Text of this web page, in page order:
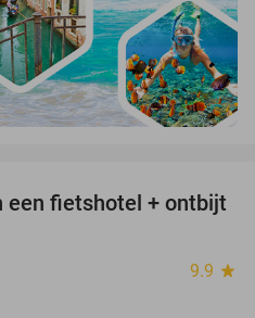
19%
een fietshotel + ontbijt
9.9 star